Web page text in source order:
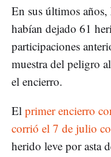
En sus últimos años,
habían dejado 61
participaciones
muestra del peligro
el encierro.
El primer encierro
corrió el 7 de julio
herido leve por asta